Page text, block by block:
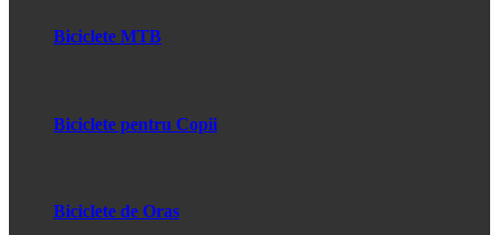
Biciclete MTB
Biciclete pentru Copii
Biciclete de Oras